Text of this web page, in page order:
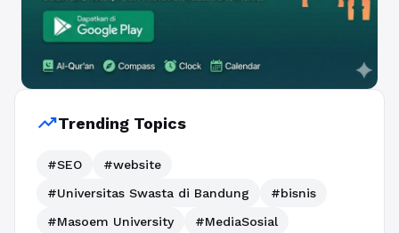
trending_upTrending Topics
#SEO
#website
#Universitas Swasta di Bandung
#bisnis
#Masoem University
#MediaSosial